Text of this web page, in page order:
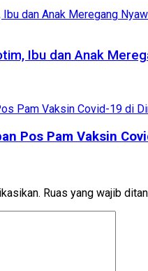
Ibu dan Anak
Pos Pam Vaksin
Ruas yang wajib